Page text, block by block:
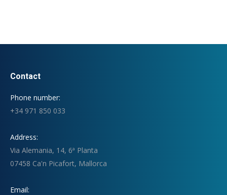
Contact
Phone number:
+34 971 850 033
Address:
Via Alemania, 14, 6ª Planta
07458 Ca'n Picafort, Mallorca
Email: